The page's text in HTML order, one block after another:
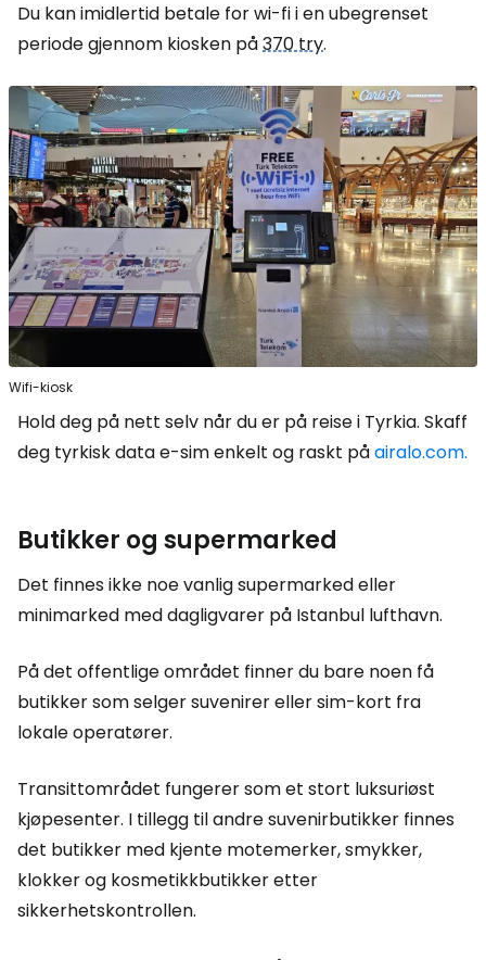
Du kan imidlertid betale for wi-fi i en ubegrenset
periode gjennom kiosken på370 try.
Wifi-kiosk
Hold deg på nett selv når du er på reise i Tyrkia. Skaff
deg tyrkisk data e-sim enkelt og raskt påairalo.com.
Butikker og supermarked
Det finnes ikke noe vanlig supermarked eller
minimarked med dagligvarer på Istanbul lufthavn.
På det offentlige området finner du bare noen få
butikker som selger suvenirer eller sim-kort fra
lokale operatører.
Transittområdet fungerer som et stort luksuriøst
kjøpesenter. I tillegg til andre suvenirbutikker finnes
det butikker med kjente motemerker, smykker,
klokker og kosmetikkbutikker etter
sikkerhetskontrollen.